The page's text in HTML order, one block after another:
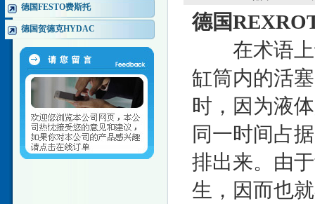
德国FESTO费斯托
德国贺德克HYDAC
德国
在术语上
缸筒内的活
时，因为液
同一时间占
排出来。由
生，因而也